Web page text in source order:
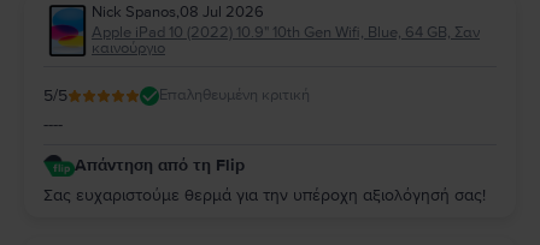
Nick Spanos,08 Jul 2026
Apple iPad 10 (2022) 10.9" 10th Gen Wifi, Blue, 64 GB, Σαν
καινούργιο
5/5 Επαληθευμένη κριτική
----
Απάντηση από τη Flip
Σας ευχαριστούμε θερμά για την υπέροχη αξιολόγησή σας!